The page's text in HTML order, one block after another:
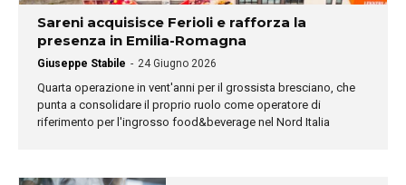
Sareni acquisisce Ferioli e rafforza la
presenza in Emilia-Romagna
Giuseppe Stabile - 24 Giugno 2026
Quarta operazione in vent'anni per il grossista bresciano, che
punta a consolidare il proprio ruolo come operatore di
riferimento per l'ingrosso food&beverage nel Nord Italia